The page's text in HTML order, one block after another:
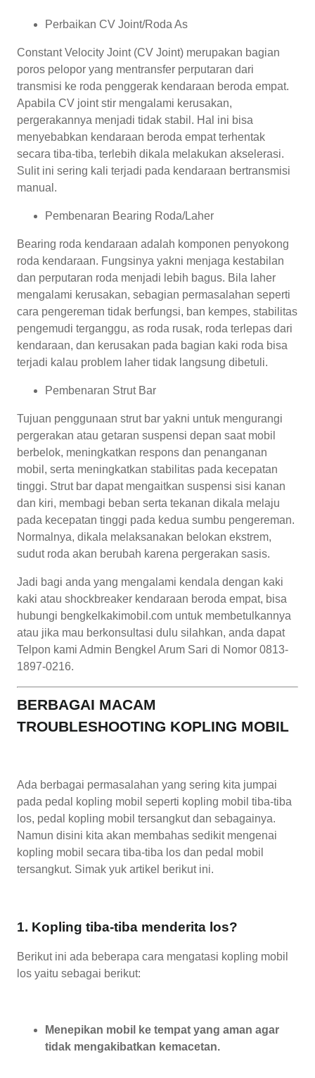
Perbaikan CV Joint/Roda As
Constant Velocity Joint (CV Joint) merupakan bagian
poros pelopor yang mentransfer perputaran dari
transmisi ke roda penggerak kendaraan beroda empat.
Apabila CV joint stir mengalami kerusakan,
pergerakannya menjadi tidak stabil. Hal ini bisa
menyebabkan kendaraan beroda empat terhentak
secara tiba-tiba, terlebih dikala melakukan akselerasi.
Sulit ini sering kali terjadi pada kendaraan bertransmisi
manual.
Pembenaran Bearing Roda/Laher
Bearing roda kendaraan adalah komponen penyokong
roda kendaraan. Fungsinya yakni menjaga kestabilan
dan perputaran roda menjadi lebih bagus. Bila laher
mengalami kerusakan, sebagian permasalahan seperti
cara pengereman tidak berfungsi, ban kempes, stabilitas
pengemudi terganggu, as roda rusak, roda terlepas dari
kendaraan, dan kerusakan pada bagian kaki roda bisa
terjadi kalau problem laher tidak langsung dibetuli.
Pembenaran Strut Bar
Tujuan penggunaan strut bar yakni untuk mengurangi
pergerakan atau getaran suspensi depan saat mobil
berbelok, meningkatkan respons dan penanganan
mobil, serta meningkatkan stabilitas pada kecepatan
tinggi. Strut bar dapat mengaitkan suspensi sisi kanan
dan kiri, membagi beban serta tekanan dikala melaju
pada kecepatan tinggi pada kedua sumbu pengereman.
Normalnya, dikala melaksanakan belokan ekstrem,
sudut roda akan berubah karena pergerakan sasis.
Jadi bagi anda yang mengalami kendala dengan kaki
kaki atau shockbreaker kendaraan beroda empat, bisa
hubungi bengkelkakimobil.com untuk membetulkannya
atau jika mau berkonsultasi dulu silahkan, anda dapat
Telpon kami Admin Bengkel Arum Sari di Nomor 0813-
1897-0216.
BERBAGAI MACAM
TROUBLESHOOTING KOPLING MOBIL
Ada berbagai permasalahan yang sering kita jumpai
pada pedal kopling mobil seperti kopling mobil tiba-tiba
los, pedal kopling mobil tersangkut dan sebagainya.
Namun disini kita akan membahas sedikit mengenai
kopling mobil secara tiba-tiba los dan pedal mobil
tersangkut. Simak yuk artikel berikut ini.
1. Kopling tiba-tiba menderita los?
Berikut ini ada beberapa cara mengatasi kopling mobil
los yaitu sebagai berikut:
Menepikan mobil ke tempat yang aman agar
tidak mengakibatkan kemacetan.